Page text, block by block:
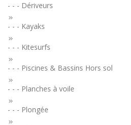
- - - Dériveurs
- - - Kayaks
- - - Kitesurfs
- - - Piscines & Bassins Hors sol
- - - Planches à voile
- - - Plongée